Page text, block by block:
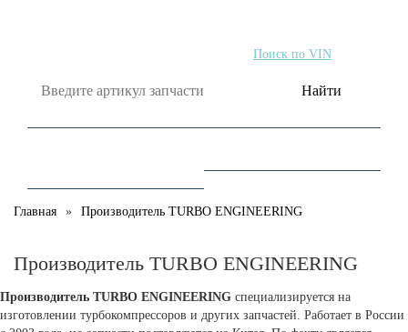
Поиск по VIN
Найти
Главная Производитель TURBO ENGINEERING
Производитель TURBO ENGINEERING
Производитель TURBO ENGINEERING специализируется на
изготовлении турбокомпрессоров и других запчастей. Работает в России